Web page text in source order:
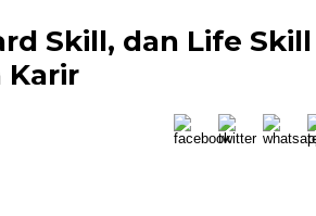
Skill, dan Life
Karir